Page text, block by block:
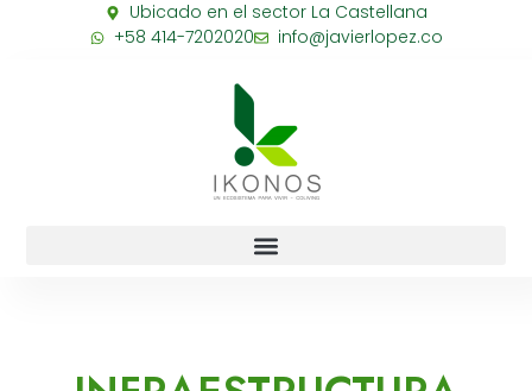
Ubicado en el sector La Castellana
+58 414-7202020
info@javierlopez.co